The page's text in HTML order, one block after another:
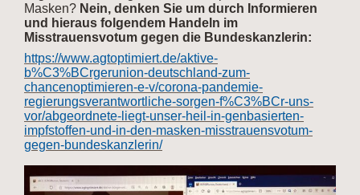
Masken? Nein, denken Sie um durch Informieren
und hieraus folgendem Handeln im
Misstrauensvotum gegen die Bundeskanzlerin:
https://www.agtoptimiert.de/aktive-
b%C3%BCrgerunion-deutschland-zum-
chancenoptimieren-e-v/corona-pandemie-
regierungsverantwortliche-sorgen-f%C3%BCr-uns-
vor/abgeordnete-liegt-unser-heil-in-genbasierten-
impfstoffen-und-in-den-masken-misstrauensvotum-
gegen-bundeskanzlerin/